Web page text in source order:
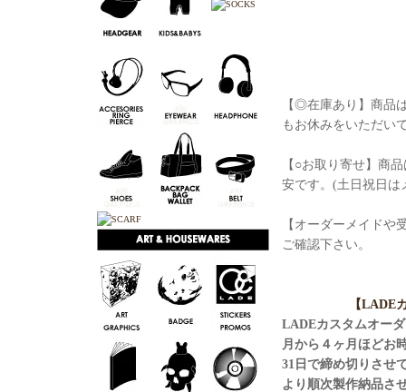
【◎在庫あり】商品
もお休みをいただい
【○お取り寄せ】商
安です。(土日祝日は
【オーダーメイド
ご確認下さい。
【LADE
LADEカスタムオー
月から４ヶ月ほどお
31日で締め切りさせ
より順次製作納品さ